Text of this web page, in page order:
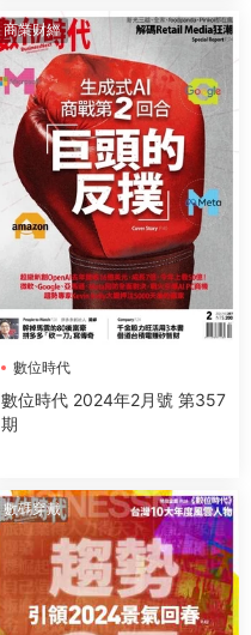
商業财經
數位時代
數位時代 2024年2月號 第357
期
數碼穿戴